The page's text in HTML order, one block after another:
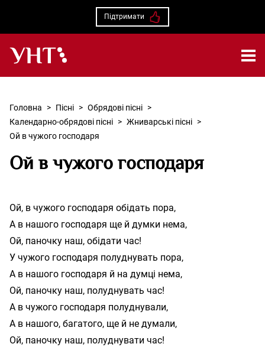
Підтримати
Головна > Пісні > Обрядові пісні >
Календарно-обрядові пісні > Жниварські пісні >
Ой в чужого господаря
Ой в чужого господаря
Ой, в чужого господаря обідать пора,
А в нашого господаря ще й думки нема,
Ой, паночку наш, обідати час!
У чужого господаря полуднувать пора,
А в нашого господаря й на думці нема,
Ой, паночку наш, полуднувать час!
А в чужого господаря полуднували,
А в нашого, багатого, ще й не думали,